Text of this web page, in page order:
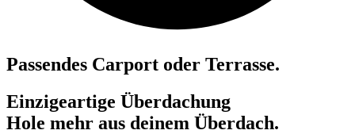
Passendes Carport oder Terrasse.
Einzigeartige Überdachung
Hole mehr aus deinem Überdach.